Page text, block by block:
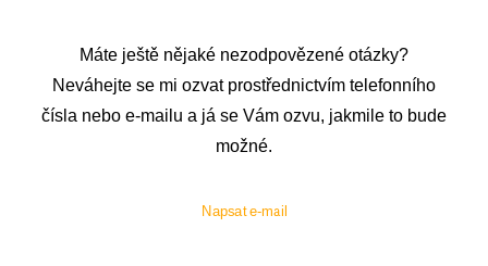
Máte ještě nějaké nezodpovězené otázky?
Neváhejte se mi ozvat prostřednictvím telefonního
čísla nebo e-mailu a já se Vám ozvu, jakmile to bude
možné.
Napsat e-mail